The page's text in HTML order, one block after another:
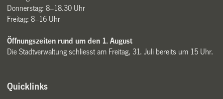
Donnerstag: 8–18.30 Uhr
Freitag: 8–16 Uhr
Öffnungszeiten rund um den 1. August
Die Stadtverwaltung schliesst am Freitag, 31. Juli bereits um 15 Uhr.
Quicklinks